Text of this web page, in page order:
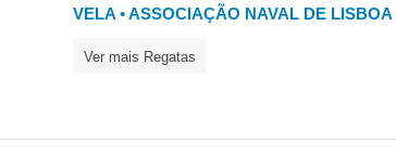
VELA • ASSOCIAÇÃO NAVAL DE LISBOA
Ver mais Regatas